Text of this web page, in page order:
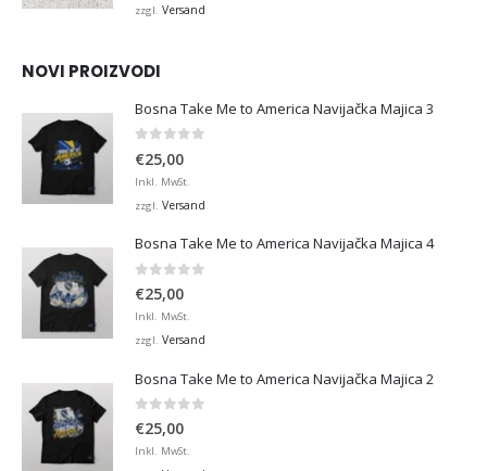
zzgl. Versand
NOVI PROIZVODI
Bosna Take Me to America Navijačka Majica 3
€25,00
Inkl. MwSt.
zzgl. Versand
Bosna Take Me to America Navijačka Majica 4
0 von 5
€25,00
Inkl. MwSt.
zzgl. Versand
Bosna Take Me to America Navijačka Majica 2
0 von 5
€25,00
Inkl. MwSt.